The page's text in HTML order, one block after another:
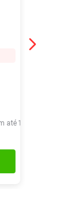
até 1